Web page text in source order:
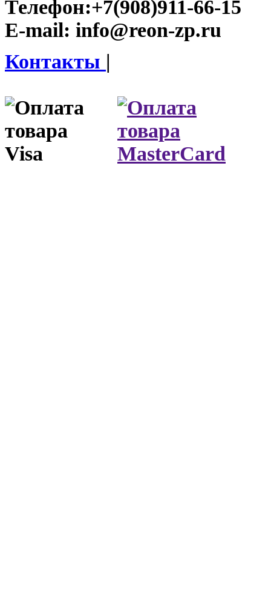
Телефон:+7(908)911-66-15
E-mail: info@reon-zp.ru
Контакты |